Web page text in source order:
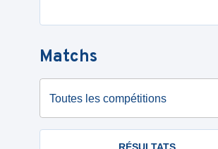
Matchs
Toutes les compétitions
RÉSULTATS